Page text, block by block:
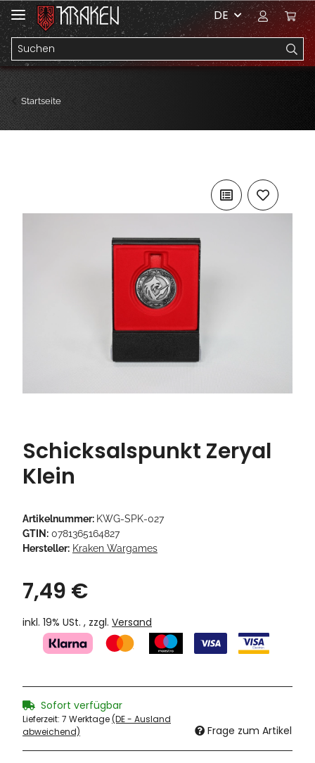
DE
Startseite
Schicksalspunkt Zeryal
Klein
Artikelnummer: KWG-SPK-027
GTIN: 0781365164827
Hersteller: Kraken Wargames
7,49 €
inkl. 19% USt. , zzgl. Versand
Sofort verfügbar
Lieferzeit: 7 Werktage(DE - Ausland
abweichend)
Frage zum Artikel